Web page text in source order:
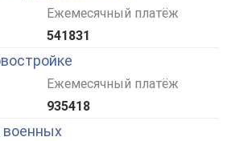
Ежемесячный платёж
541831
Ежемесячный платёж
935418
военных